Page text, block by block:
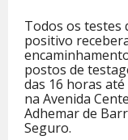
Todos os testes
positivo
postos de
das 16 horas
na Avenida
Adhemar de
Seguro.